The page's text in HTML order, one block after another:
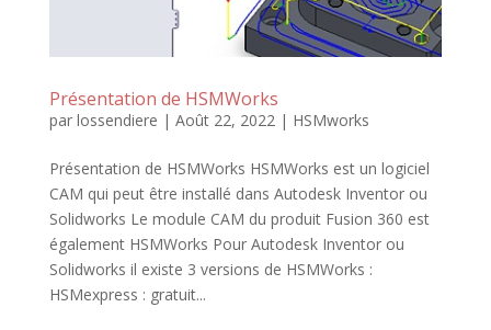
Présentation de HSMWorks
par lossendiere | Août 22, 2022 | HSMworks
Présentation de HSMWorks HSMWorks est un logiciel
CAM qui peut être installé dans Autodesk Inventor ou
Solidworks Le module CAM du produit Fusion 360 est
également HSMWorks Pour Autodesk Inventor ou
Solidworks il existe 3 versions de HSMWorks :
HSMexpress : gratuit...